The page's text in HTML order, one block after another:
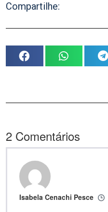
Compartilhe:
2 Comentários
Isabela Cenachi Pesce